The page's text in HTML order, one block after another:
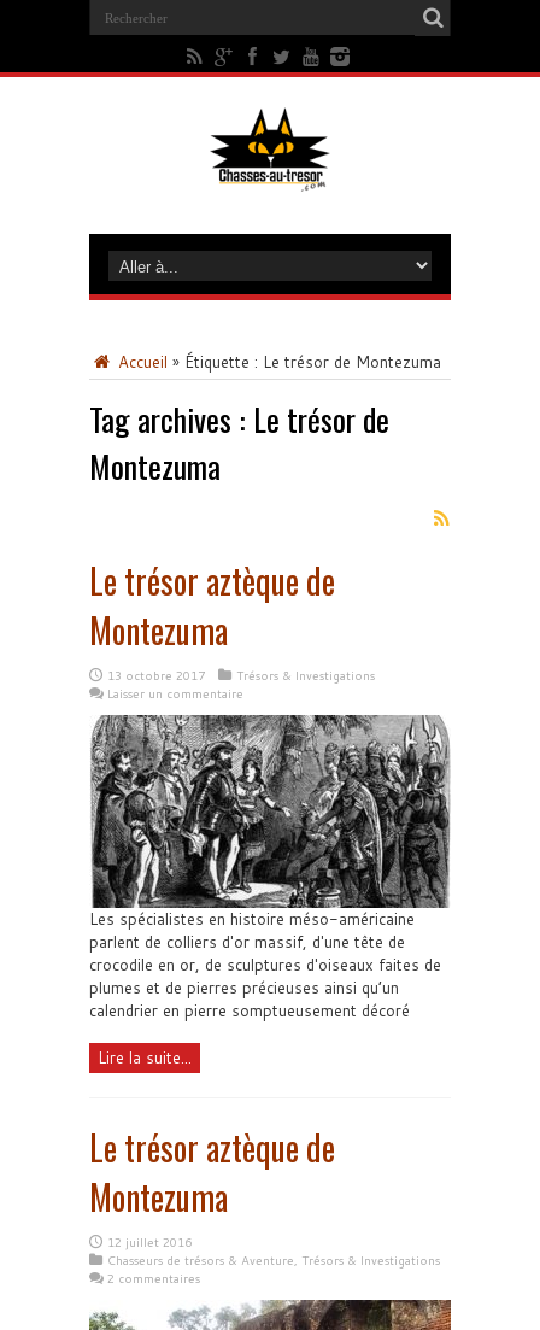
Accueil » Étiquette : Le trésor de Montezuma
Tag archives : Le trésor de
Montezuma
Le trésor aztèque de
Montezuma
13 octobre 2017
Trésors & Investigations
Laisser un commentaire
Les spécialistes en histoire méso-américaine
parlent de colliers d'or massif, d'une tête de
crocodile en or, de sculptures d'oiseaux faites de
plumes et de pierres précieuses ainsi qu’un
calendrier en pierre somptueusement décoré
Lire la suite...
Le trésor aztèque de
Montezuma
12 juillet 2016
Chasseurs de trésors & Aventure, Trésors & Investigations
2 commentaires